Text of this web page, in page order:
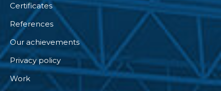
Certificates
References
Our achievements
Privacy policy
Work